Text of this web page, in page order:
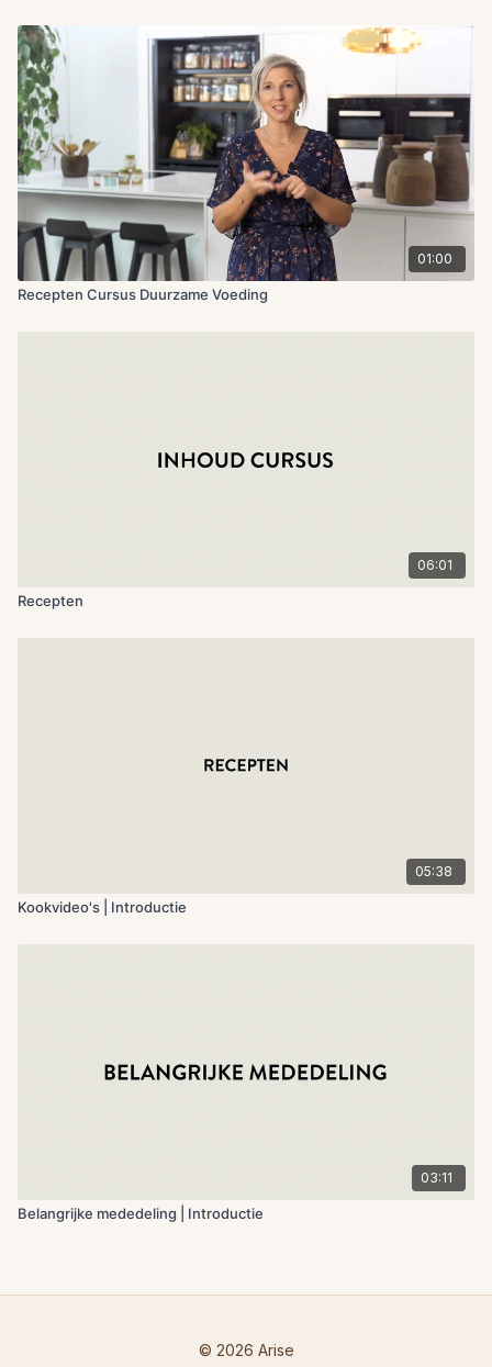
01:00
Recepten Cursus Duurzame Voeding
06:01
Recepten
05:38
Kookvideo's | Introductie
03:11
Belangrijke mededeling | Introductie
© 2026 Arise